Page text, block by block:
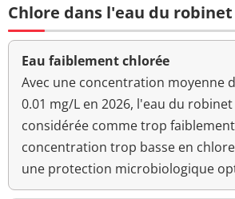
Chlore dans l'eau du robinet
Eau faiblement chlorée
Avec une concentration moyenne
0.01 mg/L en 2026, l'eau du
considérée comme trop
concentration trop basse en
une protection microbiologique